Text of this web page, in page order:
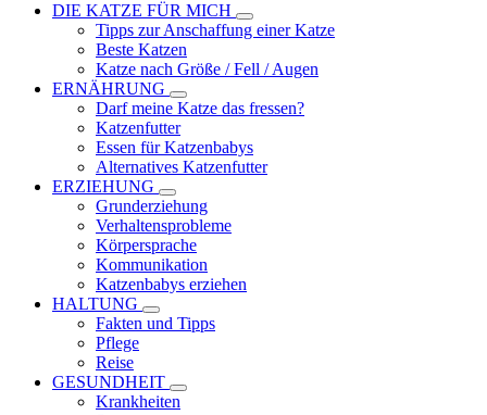
DIE KATZE FÜR MICH
Tipps zur Anschaffung einer Katze
Beste Katzen
Katze nach Größe / Fell / Augen
ERNÄHRUNG
Darf meine Katze das fressen?
Katzenfutter
Essen für Katzenbabys
Alternatives Katzenfutter
ERZIEHUNG
Grunderziehung
Verhaltensprobleme
Körpersprache
Kommunikation
Katzenbabys erziehen
HALTUNG
Fakten und Tipps
Pflege
Reise
GESUNDHEIT
Krankheiten